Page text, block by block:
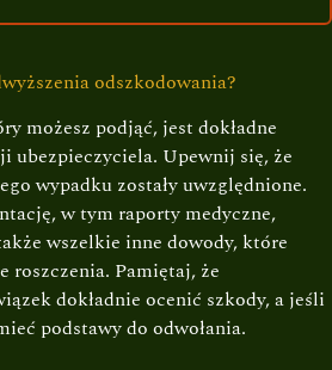
odszkodowania?
możesz podjąć, jest dokładne
ubezpieczyciela. Upewnij się, że
wypadku zostały uwzględnione.
w tym raporty medyczne,
wszelkie inne dowody, które
roszczenia. Pamiętaj, że
dokładnie ocenić szkody, a jeśli
podstawy do odwołania.